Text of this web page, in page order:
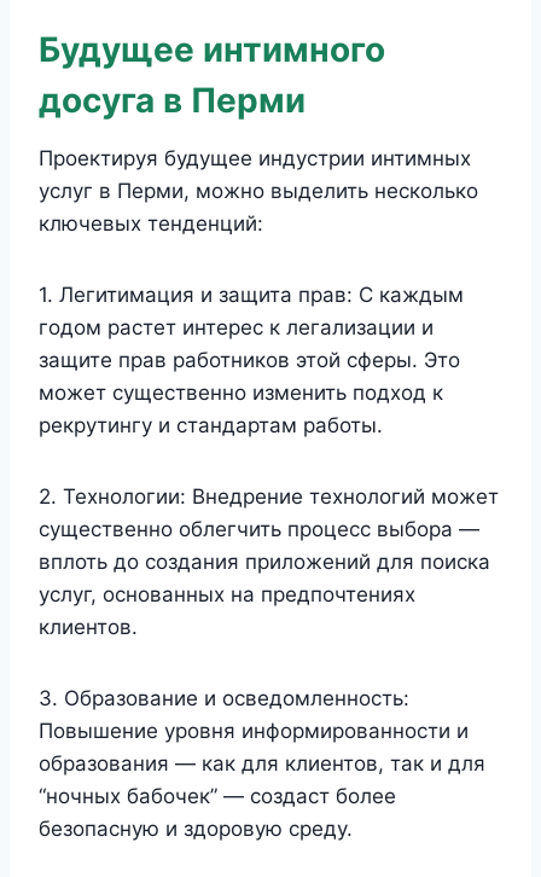
Будущее интимного
досуга в Перми
Проектируя будущее индустрии интимных
услуг в Перми, можно выделить несколько
ключевых тенденций:
1. Легитимация и защита прав: С каждым
годом растет интерес к легализации и
защите прав работников этой сферы. Это
может существенно изменить подход к
рекрутингу и стандартам работы.
2. Технологии: Внедрение технологий может
существенно облегчить процесс выбора —
вплоть до создания приложений для поиска
услуг, основанных на предпочтениях
клиентов.
3. Образование и осведомленность:
Повышение уровня информированности и
образования — как для клиентов, так и для
“ночных бабочек” — создаст более
безопасную и здоровую среду.